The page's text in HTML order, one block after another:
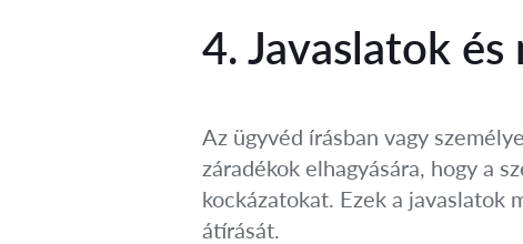
4. Javaslatok
Az ügyvéd írásban vagy
záradékok elhagyására, hogy a
kockázatokat. Ezek a javaslatok
átírását.